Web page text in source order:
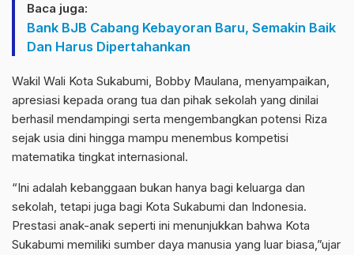
Baca juga:
Bank BJB Cabang Kebayoran Baru, Semakin Baik
Dan Harus Dipertahankan
Wakil Wali Kota Sukabumi, Bobby Maulana, menyampaikan,
apresiasi kepada orang tua dan pihak sekolah yang dinilai
berhasil mendampingi serta mengembangkan potensi Riza
sejak usia dini hingga mampu menembus kompetisi
matematika tingkat internasional.
“Ini adalah kebanggaan bukan hanya bagi keluarga dan
sekolah, tetapi juga bagi Kota Sukabumi dan Indonesia.
Prestasi anak-anak seperti ini menunjukkan bahwa Kota
Sukabumi memiliki sumber daya manusia yang luar biasa,”ujar